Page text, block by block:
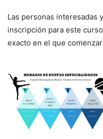
Las personas interesadas
inscripción para este
exacto en el que